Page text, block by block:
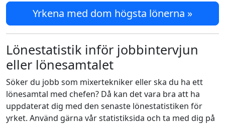
Yrkena med dom högsta lönerna »
Lönestatistik inför jobbintervjun
eller lönesamtalet
Söker du jobb som mixertekniker eller ska du ha ett
lönesamtal med chefen? Då kan det vara bra att ha
uppdaterat dig med den senaste lönestatistiken för
yrket. Använd gärna vår statistiksida och ta med dig på